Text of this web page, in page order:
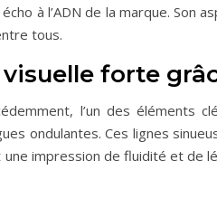
à l’ADN de la marque. Son
tous.
forte
l’un des éléments
ondulantes. Ces lignes
une impression de fluidité et